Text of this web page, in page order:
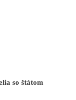
so štátom